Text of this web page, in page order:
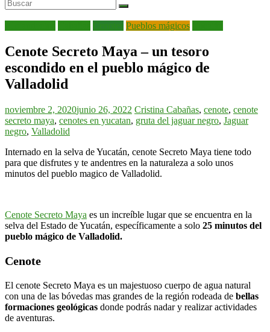
Pueblos mágicos
Cenote Secreto Maya – un tesoro
escondido en el pueblo mágico de
Valladolid
noviembre 2, 2020junio 26, 2022 Cristina Cabañas, cenote, cenote
secreto maya, cenotes en yucatan, gruta del jaguar negro, Jaguar
negro, Valladolid
Internado en la selva de Yucatán, cenote Secreto Maya tiene todo
para que disfrutes y te andentres en la naturaleza a solo unos
minutos del pueblo magico de Valladolid.
Cenote Secreto Maya es un increíble lugar que se encuentra en la
selva del Estado de Yucatán, específicamente a solo 25 minutos del
pueblo mágico de Valladolid.
Cenote
El cenote Secreto Maya es un majestuoso cuerpo de agua natural
con una de las bóvedas mas grandes de la región rodeada de bellas
formaciones geológicas donde podrás nadar y realizar actividades
de aventuras.